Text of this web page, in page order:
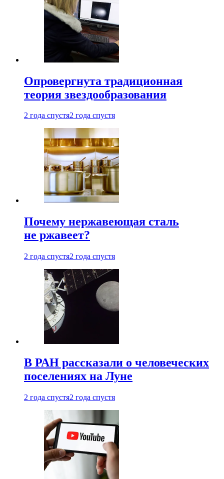
Опровергнута традиционная
теория звездообразования
2 года спустя2 года спустя
Почему нержавеющая сталь
не ржавеет?
2 года спустя2 года спустя
В РАН рассказали о человеческих
поселениях на Луне
2 года спустя2 года спустя